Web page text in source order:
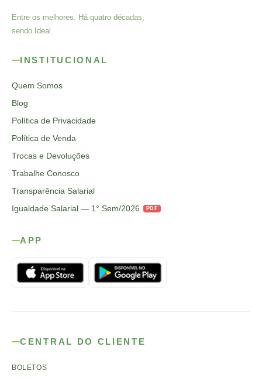
Entre os melhores. Há quatro décadas,
sendo Ideal.
INSTITUCIONAL
Quem Somos
Blog
Política de Privacidade
Política de Venda
Trocas e Devoluções
Trabalhe Conosco
Transparência Salarial
Igualdade Salarial — 1° Sem/2026
PDF
APP
CENTRAL DO CLIENTE
BOLETOS